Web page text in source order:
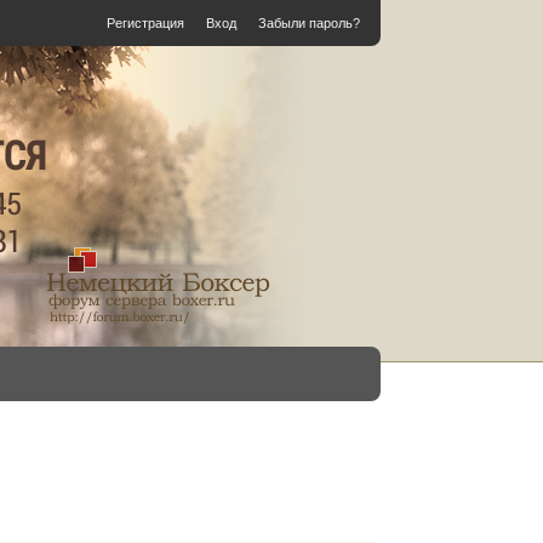
Регистрация Вход Забыли пароль?